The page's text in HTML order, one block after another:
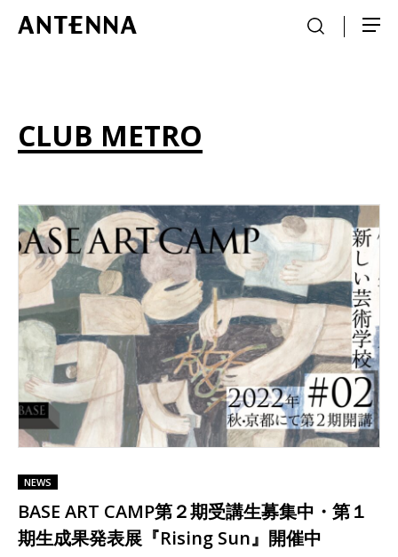
CLUB METRO
NEWS
BASE ART CAMP第２期受講生募集中・第１
期生成果発表展『Rising Sun』開催中